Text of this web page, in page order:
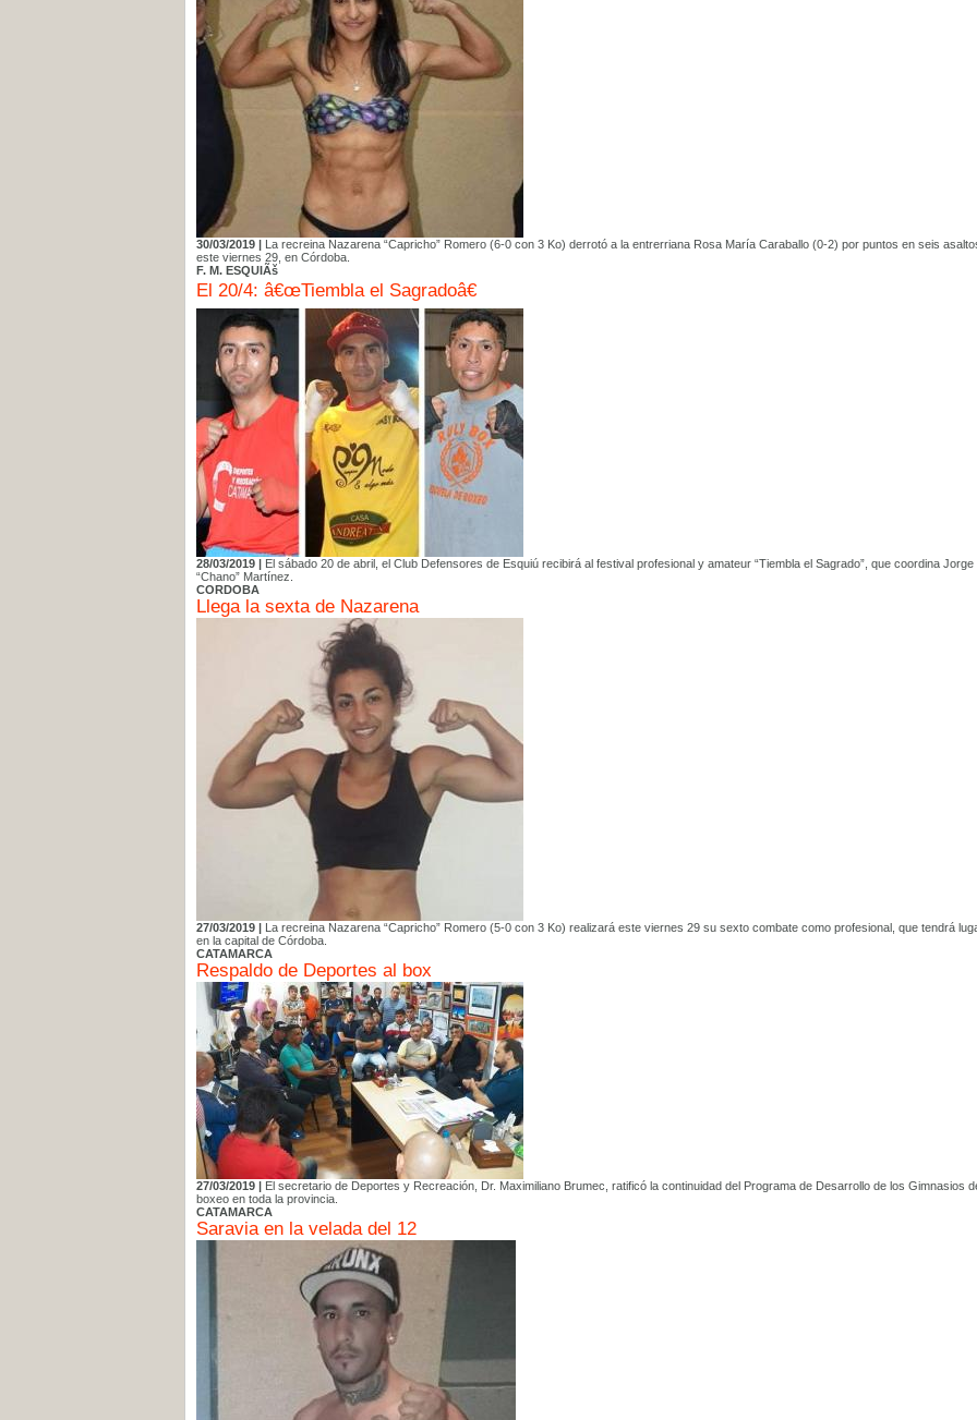
30/03/2019 | La recreina Nazarena “Capricho” Romero (6-0 con 3 Ko) derrotó a la entrerriana Rosa María Caraballo (0-2) por puntos en seis
este viernes 29, en Córdoba.
F. M. ESQUIÃš
El 20/4: â€œTiembla el Sagradoâ€
28/03/2019 | El sábado 20 de abril, el Club Defensores de Esquiú recibirá al festival profesional y amateur “Tiembla el Sagrado”, que coordina Jorge
“Chano” Martínez.
CORDOBA
Llega la sexta de Nazarena
27/03/2019 | La recreina Nazarena “Capricho” Romero (5-0 con 3 Ko) realizará este viernes 29 su sexto combate como profesional, que tendrá
en la capital de Córdoba.
CATAMARCA
Respaldo de Deportes al box
27/03/2019 | El secretario de Deportes y Recreación, Dr. Maximiliano Brumec, ratificó la continuidad del Programa de Desarrollo de los Gimnasios
boxeo en toda la provincia.
CATAMARCA
Saravia en la velada del 12